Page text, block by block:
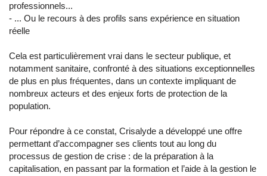
professionnels...
- ... Ou le recours à des profils sans expérience en situation
réelle
Cela est particulièrement vrai dans le secteur publique, et
notamment sanitaire, confronté à des situations exceptionnelles
de plus en plus fréquentes, dans un contexte impliquant de
nombreux acteurs et des enjeux forts de protection de la
population.
Pour répondre à ce constat, Crisalyde a développé une offre
permettant d’accompagner ses clients tout au long du
processus de gestion de crise : de la préparation à la
capitalisation, en passant par la formation et l’aide à la gestion le